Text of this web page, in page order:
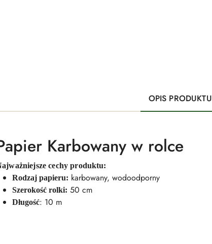
OPIS PRODUKTU
Karbowany w rolce
cechy produktu:
Rodzaj papieru: karbowany, wodoodporny
Szerokość rolki: 50 cm
Długość: 10 m